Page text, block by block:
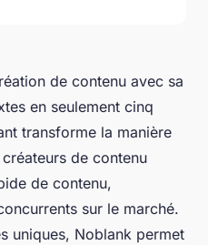
de contenu avec sa
en seulement cinq
transforme la manière
de contenu
de contenu,
sur le marché.
uniques, Noblank permet